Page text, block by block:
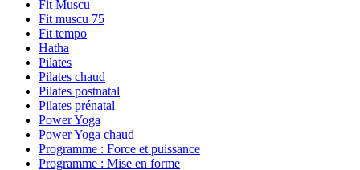
Fit Muscu
Fit muscu 75
Fit tempo
Hatha
Pilates
Pilates chaud
Pilates postnatal
Pilates prénatal
Power Yoga
Power Yoga chaud
Programme : Force et puissance
Programme : Mise en forme